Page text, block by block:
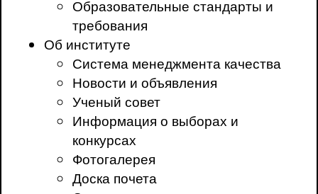
Образовательные стандарты и
требования
Об институте
Система менеджмента качества
Новости и объявления
Ученый совет
Информация о выборах и
конкурсах
Фотогалерея
Доска почета